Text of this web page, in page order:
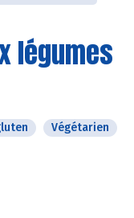
légumes
Végétarien